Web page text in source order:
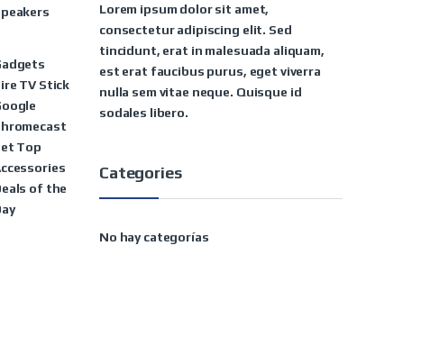
TV Stick
Top
of the
Lorem ipsum dolor sit amet,
consectetur adipiscing elit. Sed
tincidunt, erat in malesuada aliquam,
est erat faucibus purus, eget viverra
nulla sem vitae neque. Quisque id
sodales libero.
Categories
No hay categorías